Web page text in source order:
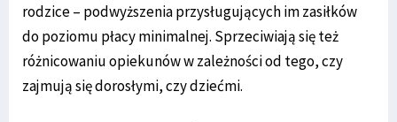
rodzice – podwyższenia przysługujących im zasiłków
do poziomu płacy minimalnej. Sprzeciwiają się też
różnicowaniu opiekunów w zależności od tego, czy
zajmują się dorosłymi, czy dziećmi.